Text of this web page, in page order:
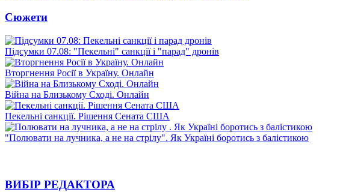
Сюжети
Підсумки 07.08: "Пекельні" санкції і "парад" дронів
Вторгнення Росії в Україну. Онлайн
Війна на Близькому Сході. Онлайн
Пекельні санкції. Рішення Сената США
"Полювати на лучника, а не на стрілу". Як Україні боротись з балістикою
ВИБІР РЕДАКТОРА